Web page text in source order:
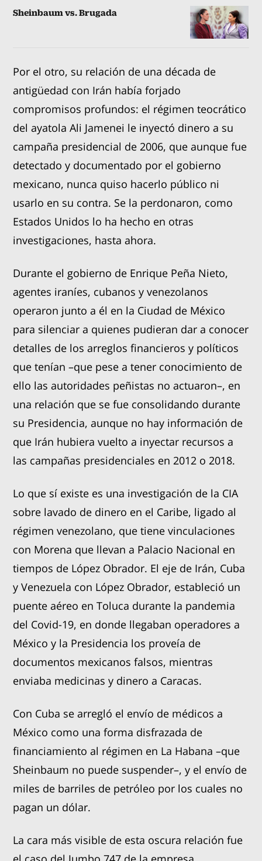
Sheinbaum vs. Brugada
Por el otro, su relación de una década de
antigüedad con Irán había forjado
compromisos profundos: el régimen teocrático
del ayatola Ali Jamenei le inyectó dinero a su
campaña presidencial de 2006, que aunque fue
detectado y documentado por el gobierno
mexicano, nunca quiso hacerlo público ni
usarlo en su contra. Se la perdonaron, como
Estados Unidos lo ha hecho en otras
investigaciones, hasta ahora.
Durante el gobierno de Enrique Peña Nieto,
agentes iraníes, cubanos y venezolanos
operaron junto a él en la Ciudad de México
para silenciar a quienes pudieran dar a conocer
detalles de los arreglos financieros y políticos
que tenían –que pese a tener conocimiento de
ello las autoridades peñistas no actuaron–, en
una relación que se fue consolidando durante
su Presidencia, aunque no hay información de
que Irán hubiera vuelto a inyectar recursos a
las campañas presidenciales en 2012 o 2018.
Lo que sí existe es una investigación de la CIA
sobre lavado de dinero en el Caribe, ligado al
régimen venezolano, que tiene vinculaciones
con Morena que llevan a Palacio Nacional en
tiempos de López Obrador. El eje de Irán, Cuba
y Venezuela con López Obrador, estableció un
puente aéreo en Toluca durante la pandemia
del Covid-19, en donde llegaban operadores a
México y la Presidencia los proveía de
documentos mexicanos falsos, mientras
enviaba medicinas y dinero a Caracas.
Con Cuba se arregló el envío de médicos a
México como una forma disfrazada de
financiamiento al régimen en La Habana –que
Sheinbaum no puede suspender–, y el envío de
miles de barriles de petróleo por los cuales no
pagan un dólar.
La cara más visible de esta oscura relación fue